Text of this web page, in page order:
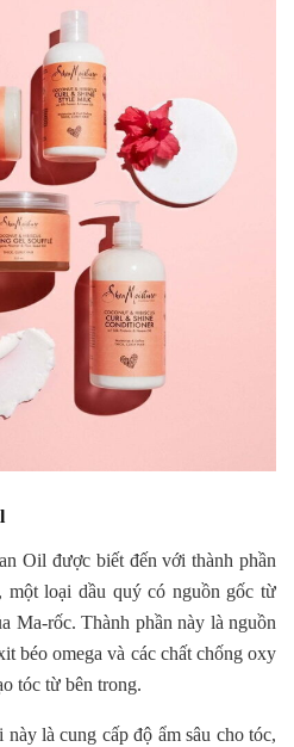
Oil được biết đến với thành phần
một loại dầu quý có nguồn gốc từ
Ma-rốc. Thành phần này là nguồn
béo omega và các chất chống oxy
tóc từ bên trong.
là cung cấp độ ẩm sâu cho tóc,